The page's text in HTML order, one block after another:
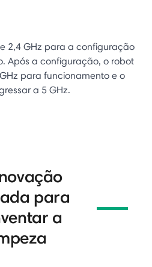
2,4 GHz para a configuração
Após a configuração, o robot
para funcionamento e o
a 5 GHz.
para
a